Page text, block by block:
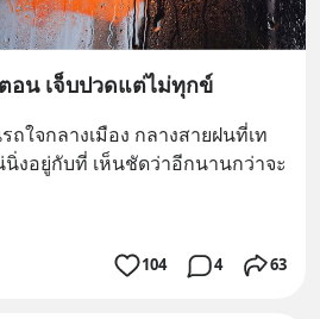
น เจ็บปวดแต่ไม่ทุกข์
ใจกลางเมือง กลางสายฝนที่เท
งอยู่กับที่ เห็นชัดว่าอีกนานกว่าจะ
104 4 63